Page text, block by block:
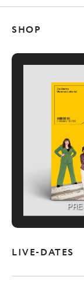
SHOP
LIVE-DATES